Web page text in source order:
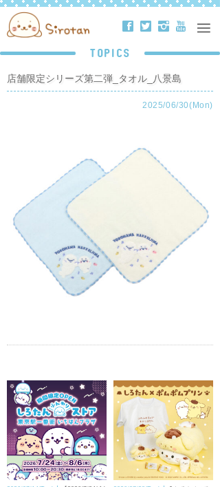
ä å ë ð
TOPICS
店舗限定シリーズ第二弾_タオル_八景島
2025/06/30(Mon)